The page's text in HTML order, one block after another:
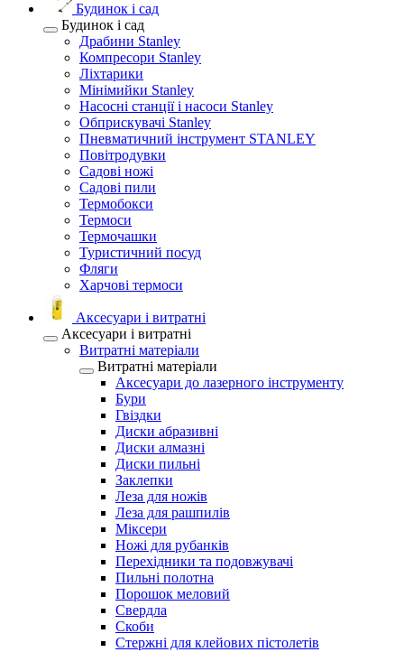
Будинок і сад
Будинок і сад
Драбини Stanley
Компресори Stanley
Ліхтарики
Мінімийки Stanley
Насосні станції і насоси Stanley
Обприскувачі Stanley
Пневматичний інструмент STANLEY
Повітродувки
Садові ножі
Садові пили
Термобокси
Термоси
Термочашки
Туристичний посуд
Фляги
Харчові термоси
Аксесуари і витратні
Аксесуари і витратні
Витратні матеріали
Витратні матеріали
Аксесуари до лазерного інструменту
Бури
Гвіздки
Диски абразивні
Диски алмазні
Диски пильні
Заклепки
Леза для ножів
Леза для рашпилів
Міксери
Ножі для рубанків
Перехідники та подовжувачі
Пильні полотна
Порошок меловий
Свердла
Скоби
Стержні для клейових пістолетів